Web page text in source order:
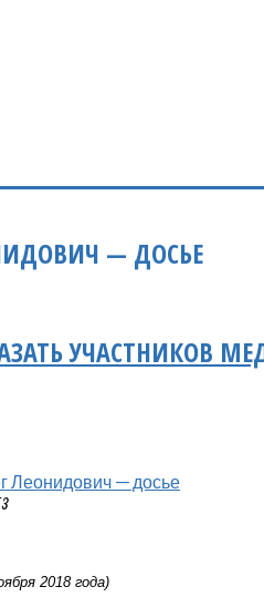
— ДОСЬЕ
УЧАСТНИКОВ
Леонидович — досье
2018 года)